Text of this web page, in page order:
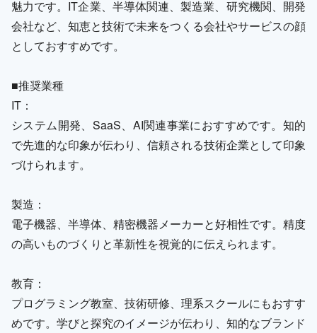
魅力です。IT企業、半導体関連、製造業、研究機関、開発
会社など、知恵と技術で未来をつくる会社やサービスの顔
としておすすめです。
■推奨業種
IT：
システム開発、SaaS、AI関連事業におすすめです。知的
で先進的な印象が伝わり、信頼される技術企業として印象
づけられます。
製造：
電子機器、半導体、精密機器メーカーと好相性です。精度
の高いものづくりと革新性を視覚的に伝えられます。
教育：
プログラミング教室、技術研修、理系スクールにもおすす
めです。学びと探究のイメージが伝わり、知的なブランド